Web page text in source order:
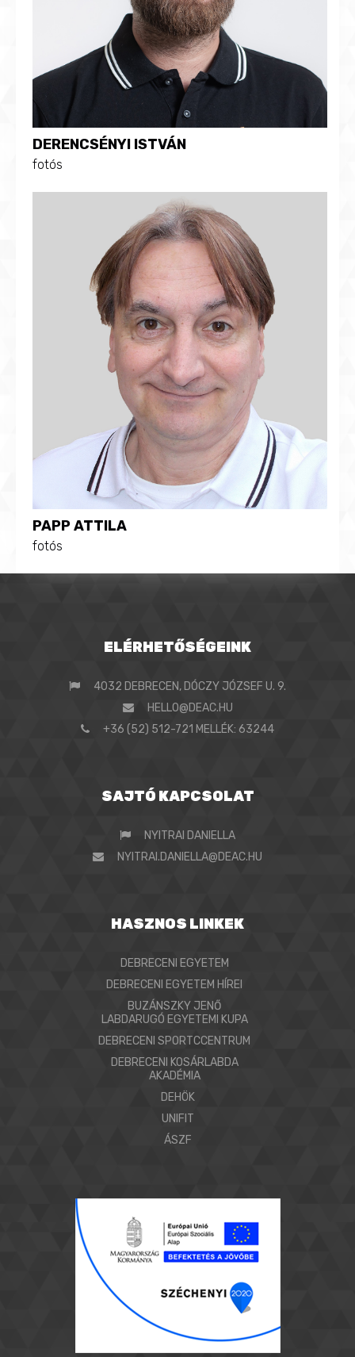
DERENCSÉNYI ISTVÁN
fotós
PAPP ATTILA
fotós
ELÉRHETŐSÉGEINK
4032 DEBRECEN, DÓCZY JÓZSEF U. 9.
HELLO@DEAC.HU
+36 (52) 512-721 MELLÉK: 63244
SAJTÓ KAPCSOLAT
NYITRAI DANIELLA
NYITRAI.DANIELLA@DEAC.HU
HASZNOS LINKEK
DEBRECENI EGYETEM
DEBRECENI EGYETEM HÍREI
BUZÁNSZKY JENŐ
LABDARUGÓ EGYETEMI KUPA
DEBRECENI SPORTCCENTRUM
DEBRECENI KOSÁRLABDA
AKADÉMIA
DEHÖK
UNIFIT
ÁSZF